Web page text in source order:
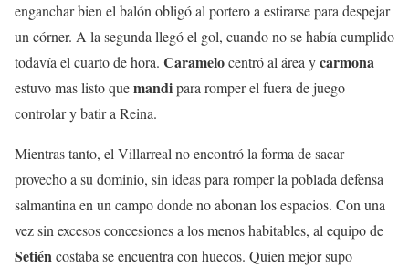
enganchar bien el balón obligó al portero a estirarse para despejar
un córner. A la segunda llegó el gol, cuando no se había cumplido
todavía el cuarto de hora. Caramelocentró al área ycarmona
estuvo mas listo quemandipara romper el fuera de juego
controlar y batir a Reina.
Mientras tanto, el Villarreal no encontró la forma de sacar
provecho a su dominio, sin ideas para romper la poblada defensa
salmantina en un campo donde no abonan los espacios. Con una
vez sin excesos concesiones a los menos habitables, al equipo de
Setiéncostaba se encuentra con huecos. Quien mejor supo